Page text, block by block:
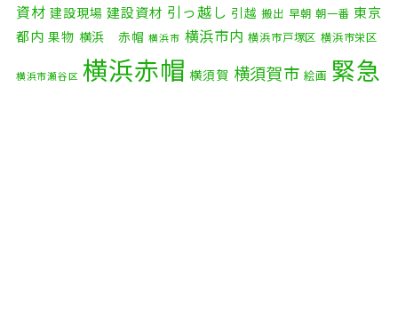
2025年8月(2)
2025年7月(6)
資材 建設現場 建設資材 引っ越し 引越 搬出 早朝 朝一番 東京
都内 果物 横浜 赤帽 横浜市 横浜市内 横浜市戸塚区 横浜市栄区
横浜市瀬谷区 横浜赤帽 横須賀 横須賀市 絵画 緊急